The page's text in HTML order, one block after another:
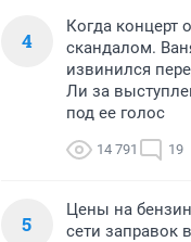
4
Когда концерт
скандалом.
извинился
Ли за
под ее голос
14 791 19
5
Цены на
сети заправок